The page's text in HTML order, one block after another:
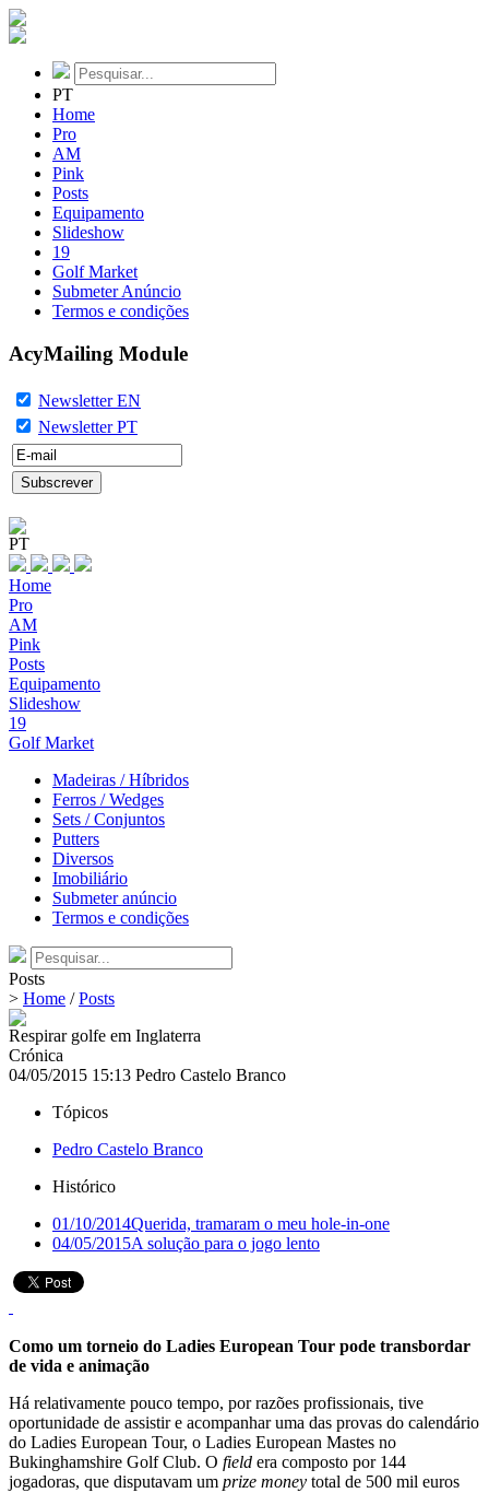
PT
Home
Pro
AM
Pink
Posts
Equipamento
Slideshow
19
Golf Market
Submeter Anúncio
Termos e condições
AcyMailing Module
Newsletter EN
Newsletter PT
PT
Home
Pro
AM
Pink
Posts
Equipamento
Slideshow
19
Golf Market
Madeiras / Híbridos
Ferros / Wedges
Sets / Conjuntos
Putters
Diversos
Imobiliário
Submeter anúncio
Termos e condições
Posts
> Home /Posts
Respirar golfe em Inglaterra
Crónica
04/05/2015 15:13 Pedro Castelo Branco
Tópicos
Pedro Castelo Branco
Histórico
01/10/2014Querida, tramaram o meu hole-in-one
04/05/2015A solução para o jogo lento
Como um torneio do Ladies European Tour pode transbordar
de vida e animação
Há relativamente pouco tempo, por razões profissionais, tive
oportunidade de assistir e acompanhar uma das provas do calendário
do Ladies European Tour, o Ladies European Mastes no
Bukinghamshire Golf Club. O field era composto por 144
jogadoras, que disputavam um prize money total de 500 mil euros